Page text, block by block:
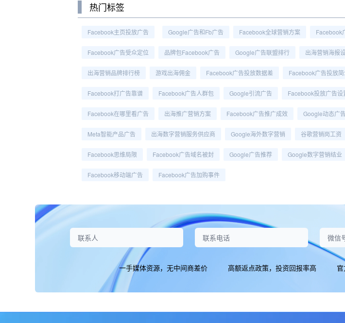
热门标签
Facebook主页投放广告 Google广告和fb广告 Facebook全球营销方案 Facebook
Facebook广告受众定位 品牌包Facebook广告 Google广告联盟排行 出海营销海报
出海营销品牌排行榜 游戏出海佣金 Facebook广告投放数据差 Facebook广告投放
Facebook打广告靠谱 Facebook广告人群包 Google引流广告 Facebook投放广告设
Facebook在哪里看广告 出海推广营销方案 Facebook广告推广成效 Google动态广告
Meta智能产品广告 出海数字营销服务供应商 Google海外数字营销 谷歌营销岗工资
Facebook思维局限 Facebook广告域名被封 Google广告推荐 Google数字营销结业
Facebook移动端广告 Facebook广告加购事件
一手媒体资源，无中间商差价 高额返点政策，投资回报率高